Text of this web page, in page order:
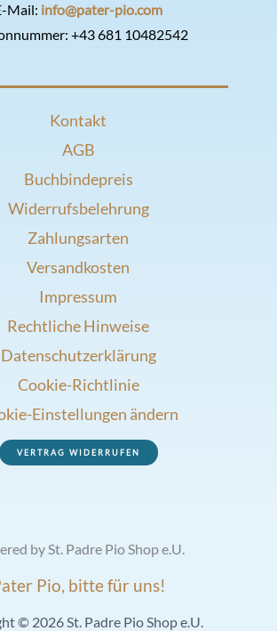
Mail: info@pater-pio.com
+43 681 10482542
Kontakt
AGB
Buchbindepreis
Widerrufsbelehrung
Zahlungsarten
Versandkosten
Impressum
Rechtliche Hinweise
Datenschutzerklärung
Cookie-Richtlinie
Einstellungen ändern
VERTRAG WIDERRUFEN
by St. Padre Pio Shop e.U.
Pio, bitte für uns!
© 2026 St. Padre Pio Shop e.U.